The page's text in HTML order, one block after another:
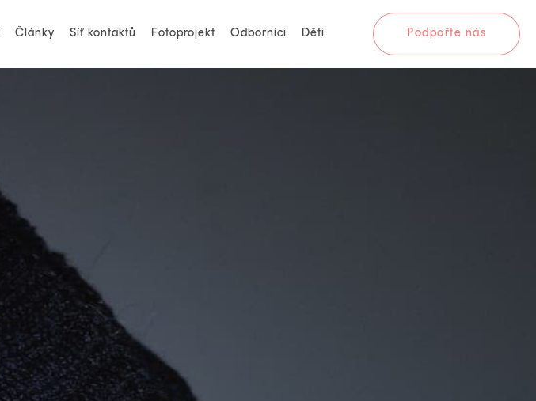
Články Síť kontaktů Fotoprojekt Odborníci Děti Podpořte nás